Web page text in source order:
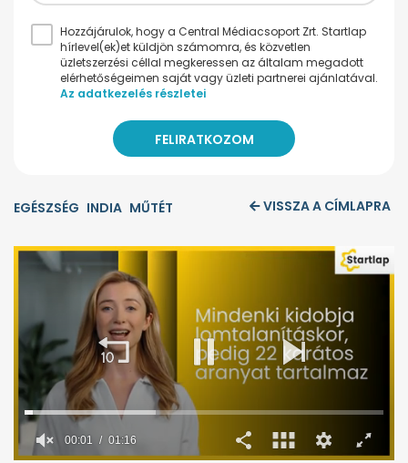
Hozzájárulok, hogy a Central Médiacsoport Zrt. Startlap
hírlevel(ek)et küldjön számomra, és közvetlen
üzletszerzési céllal megkeressen az általam megadott
elérhetőségeimen saját vagy üzleti partnerei ajánlatával.
Az adatkezelés részletei
EGÉSZSÉG INDIA MŰTÉT VISSZA A CÍMLAPRA
00:02 01:16